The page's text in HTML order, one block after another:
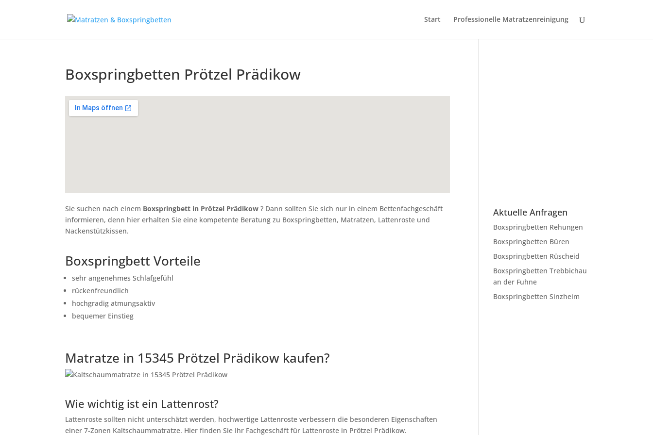
Start Professionelle Matratzenreinigung
Boxspringbetten Prötzel Prädikow
Sie suchen nach einem Boxspringbett in Prötzel Prädikow ? Dann sollten Sie sich nur in einem Bettenfachgeschäft
informieren, denn hier erhalten Sie eine kompetente Beratung zu Boxspringbetten, Matratzen, Lattenroste und
Nackenstützkissen.
Boxspringbett Vorteile
sehr angenehmes Schlafgefühl
rückenfreundlich
hochgradig atmungsaktiv
bequemer Einstieg
Matratze in 15345 Prötzel Prädikow kaufen?
Wie wichtig ist ein Lattenrost?
Lattenroste sollten nicht unterschätzt werden, hochwertige Lattenroste verbessern die besonderen Eigenschaften
einer 7-Zonen Kaltschaummatratze. Hier finden Sie Ihr Fachgeschäft für Lattenroste in Prötzel Prädikow.
Aktuelle Anfragen
Boxspringbetten Rehungen
Boxspringbetten Büren
Boxspringbetten Rüscheid
Boxspringbetten Trebbichau
an der Fuhne
Boxspringbetten Sinzheim